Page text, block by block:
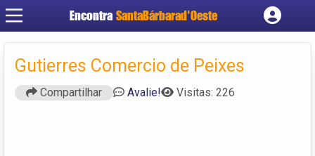
Encontra SantaBárbarad'Oeste
Cadastrar empresa
Criar conta
Gutierres Comercio de Peixes
Compartilhar Avalie! Visitas: 226